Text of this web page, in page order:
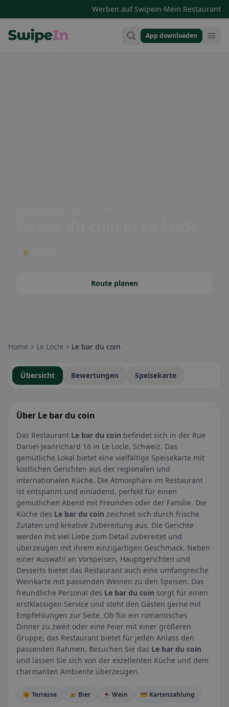
Werben auf Swipein·Mein Restaurant
App downloaden
🌤 Terrasse
Route planen
Home Le Locle Le bar du coin
Übersicht Bewertungen Speisekarte
Über Le bar du coin
Das Restaurant Le bar du coin befindet sich in der Rue
Daniel-Jeanrichard 16 in Le Locle, Schweiz. Das
gemütliche Lokal bietet eine vielfältige Speisekarte mit
köstlichen Gerichten aus der regionalen und
internationalen Küche. Die Atmosphäre im Restaurant
ist entspannt und einladend, perfekt für einen
gemütlichen Abend mit Freunden oder der Familie. Die
Küche des Le bar du coin zeichnet sich durch frische
Zutaten und kreative Zubereitung aus. Die Gerichte
werden mit viel Liebe zum Detail zubereitet und
überzeugen mit ihrem einzigartigen Geschmack. Neben
einer Auswahl an Vorspeisen, Hauptgerichten und
Desserts bietet das Restaurant auch eine umfangreiche
Weinkarte mit passenden Weinen zu den Speisen. Das
freundliche Personal des Le bar du coin sorgt für einen
erstklassigen Service und steht den Gästen gerne mit
Empfehlungen zur Seite. Ob für ein romantisches
Dinner zu zweit oder eine Feier mit einer größeren
Gruppe, das Restaurant bietet für jeden Anlass den
passenden Rahmen. Besuchen Sie das Le bar du coin
und lassen Sie sich von der exzellenten Küche und dem
charmanten Ambiente überzeugen.
🌞 Terrasse 🍺 Bier 🍷 Wein
💳 Kartenzahlung